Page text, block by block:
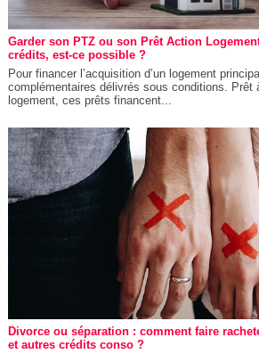
Garder son PTZ ou son Prêt Action
crédits, est-ce possible ?
Pour financer l’acquisition d’un logement
complémentaires délivrés sous conditions. Prêt
logement, ces prêts financent...
Divorce ou séparation : comment faire
et autres crédits conso ?